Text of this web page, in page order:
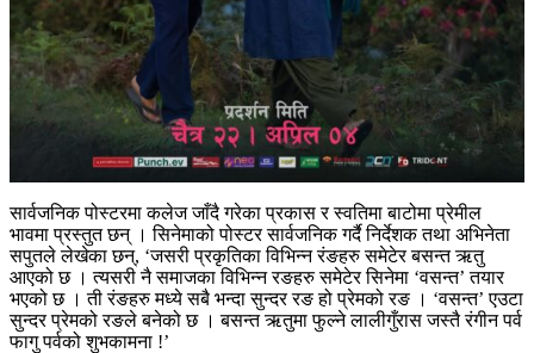
सार्वजनिक पोस्टरमा कलेज जाँदै गरेका प्रकास र स्वतिमा बाटोमा प्रेमील
भावमा प्रस्तुत छन् । सिनेमाको पोस्टर सार्वजनिक गर्दै निर्देशक तथा अभिनेता
सपुतले लेखेका छन्, ‘जसरी प्रकृतिका विभिन्न रंङहरु समेटेर बसन्त ऋतु
आएको छ । त्यसरी नै समाजका विभिन्न रङहरु समेटेर सिनेमा ‘वसन्त’ तयार
भएको छ । ती रंङहरु मध्ये सबै भन्दा सुन्दर रङ हो प्रेमको रङ । ‘वसन्त’ एउटा
सुन्दर प्रेमको रङले बनेको छ । बसन्त ऋतुमा फुल्ने लालीगुँरास जस्तै रंगीन पर्व
फागु पर्वको शुभकामना !’